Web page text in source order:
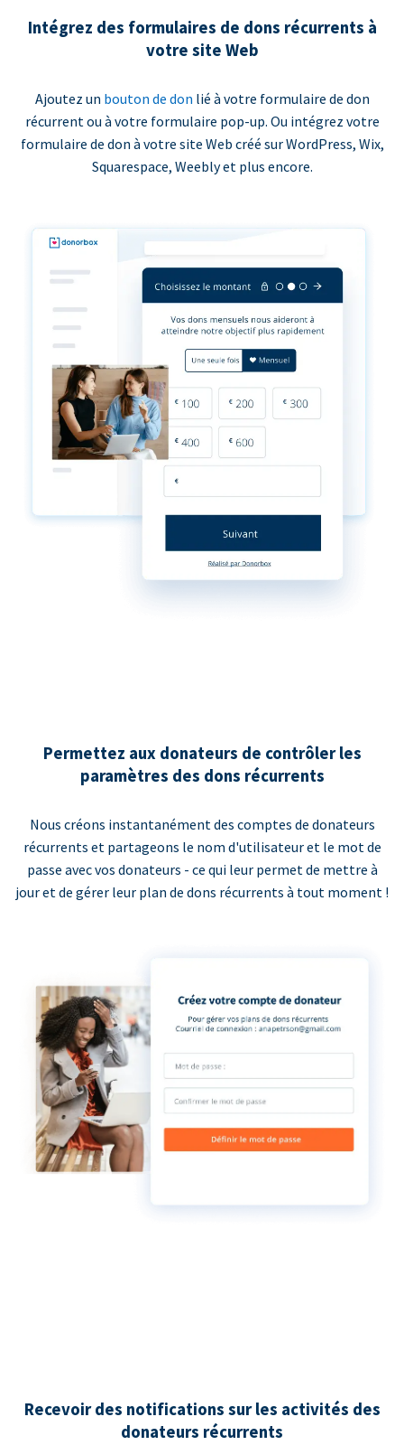
Intégrez des formulaires de dons récurrents à
votre site Web
Ajoutez un bouton de don lié à votre formulaire de don
récurrent ou à votre formulaire pop-up. Ou intégrez votre
formulaire de don à votre site Web créé sur WordPress, Wix,
Squarespace, Weebly et plus encore.
Permettez aux donateurs de contrôler les
paramètres des dons récurrents
Nous créons instantanément des comptes de donateurs
récurrents et partageons le nom d'utilisateur et le mot de
passe avec vos donateurs - ce qui leur permet de mettre à
jour et de gérer leur plan de dons récurrents à tout moment !
Recevoir des notifications sur les activités des
donateurs récurrents